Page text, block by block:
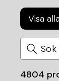
Visa
4804